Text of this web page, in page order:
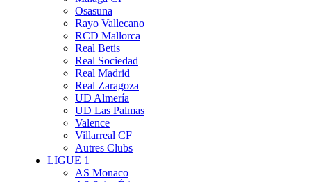
Osasuna
Rayo Vallecano
RCD Mallorca
Real Betis
Real Sociedad
Real Madrid
Real Zaragoza
UD Almería
UD Las Palmas
Valence
Villarreal CF
Autres Clubs
LIGUE 1
AS Monaco